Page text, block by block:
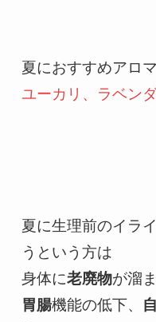
夏に生理前のイラ
うという方は
身体に老廃物
胃腸機能の低下、